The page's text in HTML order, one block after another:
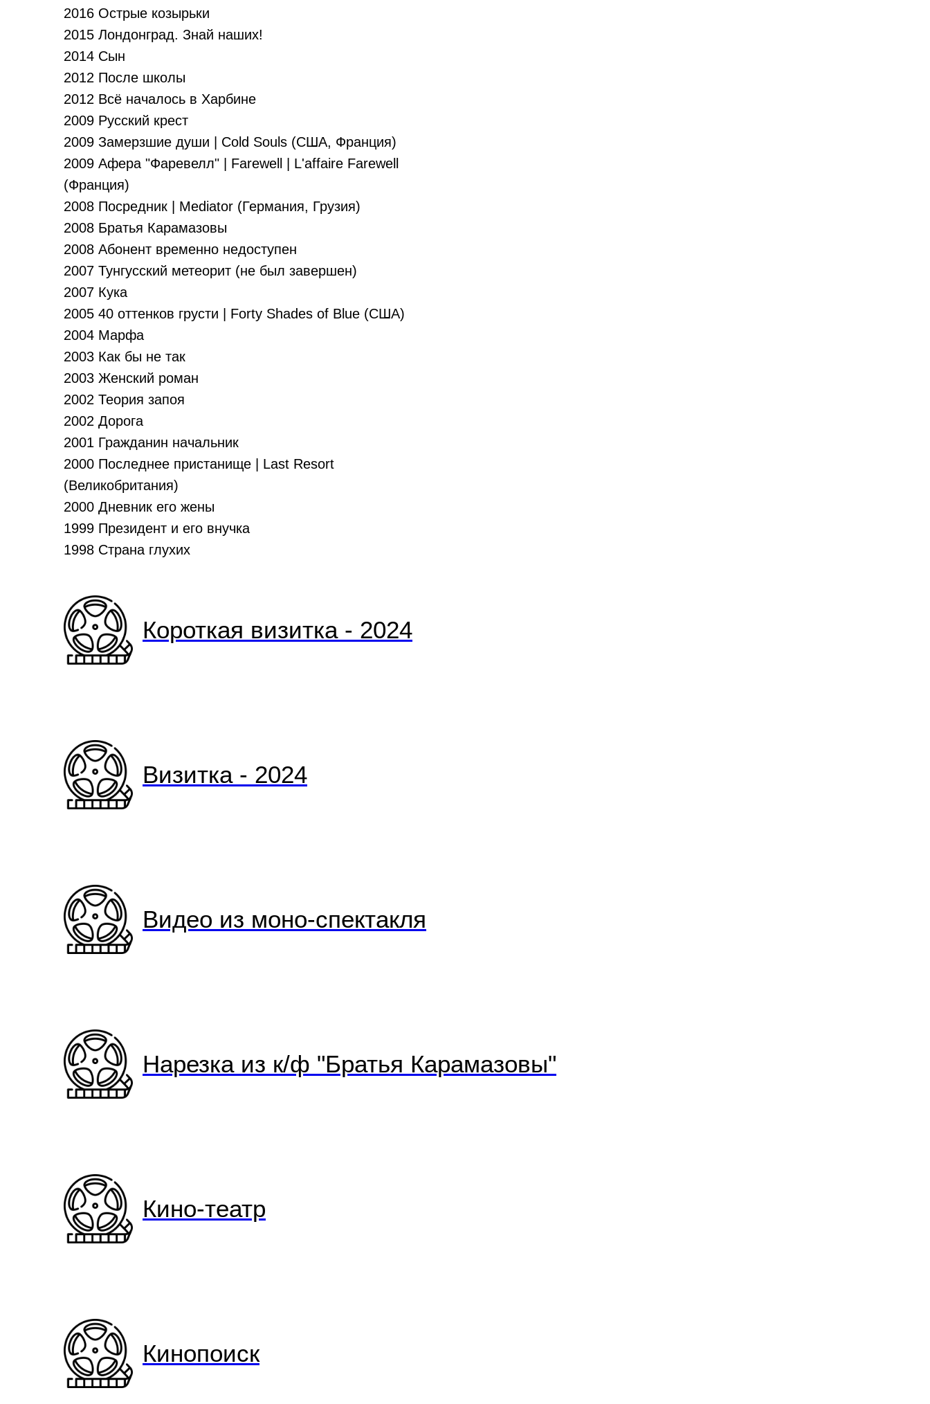
2016 Острые козырьки
2015 Лондонград. Знай наших!
2014 Сын
2012 После школы
2012 Всё началось в Харбине
2009 Русский крест
2009 Замерзшие души | Cold Souls (США, Франция)
2009 Афера "Фаревелл" | Farewell | L'affaire Farewell
(Франция)
2008 Посредник | Mediator (Германия, Грузия)
2008 Братья Карамазовы
2008 Абонент временно недоступен
2007 Тунгусский метеорит (не был завершен)
2007 Кука
2005 40 оттенков грусти | Forty Shades of Blue (США)
2004 Марфа
2003 Как бы не так
2003 Женский роман
2002 Теория запоя
2002 Дорога
2001 Гражданин начальник
2000 Последнее пристанище | Last Resort
(Великобритания)
2000 Дневник его жены
1999 Президент и его внучка
1998 Страна глухих
Короткая визитка - 2024
Визитка - 2024
Видео из моно-спектакля
Нарезка из к/ф "Братья Карамазовы"
Кино-театр
Кинопоиск